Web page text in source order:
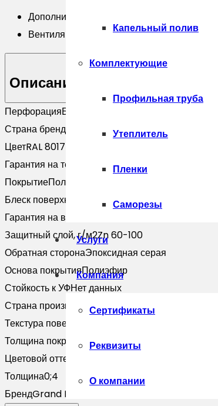
Капельный полив
Комплектующие
Профильная труба
Утеплитель
Пленки
Саморезы
Услуги
Компания
Сертификаты
Реквизиты
О компании
Дополнительная подкровельная вентиляция
Вентиляция чердачных помещений
Описание
ПерфорацияБез перфорации
Страна бренда
ЦветRAL 8017
Гарантия на технические хара2 года
ПокрытиеПолиэстер
Блеск поверхности
Глянцевая
Гарантия на внешний вид
Защитный слой, г/м2Zn 60-100
Обратная сторонаЭпоксидная серая
Основа покрытияПолиэфир
Стойкость к УФНет данных
Страна производительРоссия
Текстура поверхности
Толщина покрытия, мкм25
Цветовой оттенок
Толщина0;4
БрендGrand Line